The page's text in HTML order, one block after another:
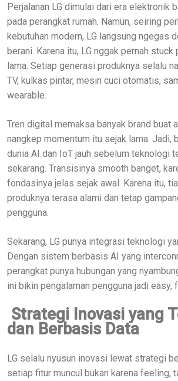
Perjalanan LG dimulai dari era elektronik
pada perangkat rumah. Namun, seiring
kebutuhan modern, LG langsung ngegas
berani. Karena itu, LG nggak pernah
lama. Setiap generasi produknya selalu
TV, kulkas pintar, mesin cuci otomatis,
wearable.
Tren digital memaksa banyak brand buat
nangkep momentum itu sejak lama. Jadi,
dunia AI dan IoT jauh sebelum teknologi
sekarang. Transisinya smooth banget,
fondasinya jelas sejak awal. Karena itu,
produknya terasa alami dan tetap
pengguna.
Sekarang, LG punya integrasi teknologi
Dengan sistem berbasis AI yang
perangkat punya hubungan yang
ini bikin pengalaman pengguna jadi easy,
Strategi Inovasi yang
dan Berbasis Data
LG selalu nyusun inovasi lewat strategi
setiap fitur muncul bukan karena feeling,